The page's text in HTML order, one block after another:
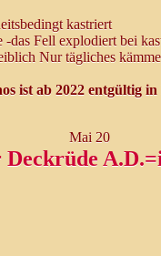
kastriert
-das Fell explodiert bei
Nur tägliches
2022 entgültig in
Mai 20
Deckrüde